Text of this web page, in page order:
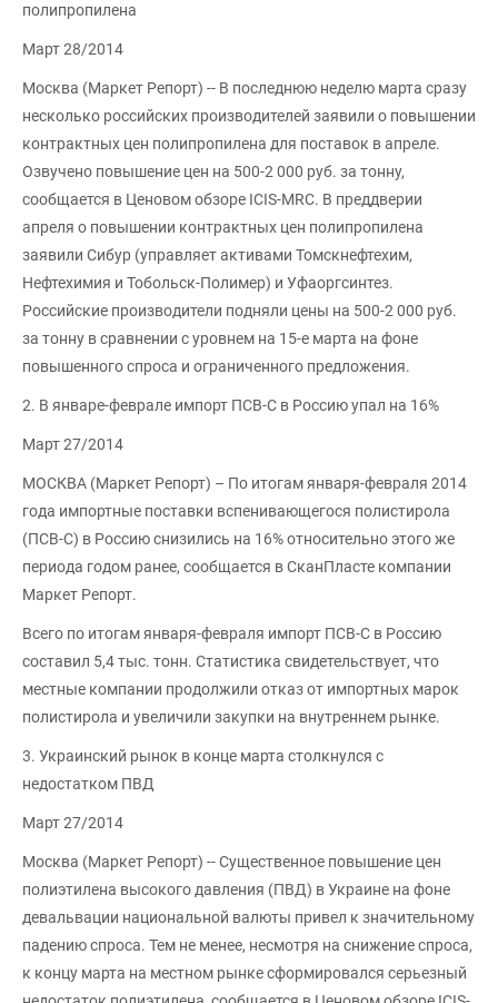
полипропилена
Март 28/2014
Москва (Маркет Репорт) -- В последнюю неделю марта сразу
несколько российских производителей заявили о повышении
контрактных цен полипропилена для поставок в апреле.
Озвучено повышение цен на 500-2 000 руб. за тонну,
сообщается в Ценовом обзоре ICIS-MRC. В преддверии
апреля о повышении контрактных цен полипропилена
заявили Сибур (управляет активами Томскнефтехим,
Нефтехимия и Тобольск-Полимер) и Уфаоргсинтез.
Российские производители подняли цены на 500-2 000 руб.
за тонну в сравнении с уровнем на 15-е марта на фоне
повышенного спроса и ограниченного предложения.
2. В январе-феврале импорт ПСВ-С в Россию упал на 16%
Март 27/2014
МОСКВА (Маркет Репорт) – По итогам января-февраля 2014
года импортные поставки вспенивающегося полистирола
(ПСВ-С) в Россию снизились на 16% относительно этого же
периода годом ранее, сообщается в СканПласте компании
Маркет Репорт.
Всего по итогам января-февраля импорт ПСВ-С в Россию
составил 5,4 тыс. тонн. Статистика свидетельствует, что
местные компании продолжили отказ от импортных марок
полистирола и увеличили закупки на внутреннем рынке.
3. Украинский рынок в конце марта столкнулся с
недостатком ПВД
Март 27/2014
Москва (Маркет Репорт) -- Существенное повышение цен
полиэтилена высокого давления (ПВД) в Украине на фоне
девальвации национальной валюты привел к значительному
падению спроса. Тем не менее, несмотря на снижение спроса,
к концу марта на местном рынке сформировался серьезный